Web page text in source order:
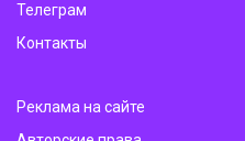
Телеграм
Контакты
Реклама на сайте